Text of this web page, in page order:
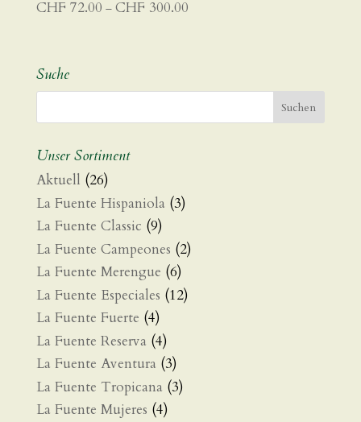
CHF 72.00 – CHF 300.00Preisspanne:
Suche
Unser Sortiment
Aktuell (26)
La Fuente Hispaniola (3)
La Fuente Classic (9)
La Fuente Campeones (2)
La Fuente Merengue (6)
La Fuente Especiales (12)
La Fuente Fuerte (4)
La Fuente Reserva (4)
La Fuente Aventura (3)
La Fuente Tropicana (3)
La Fuente Mujeres (4)